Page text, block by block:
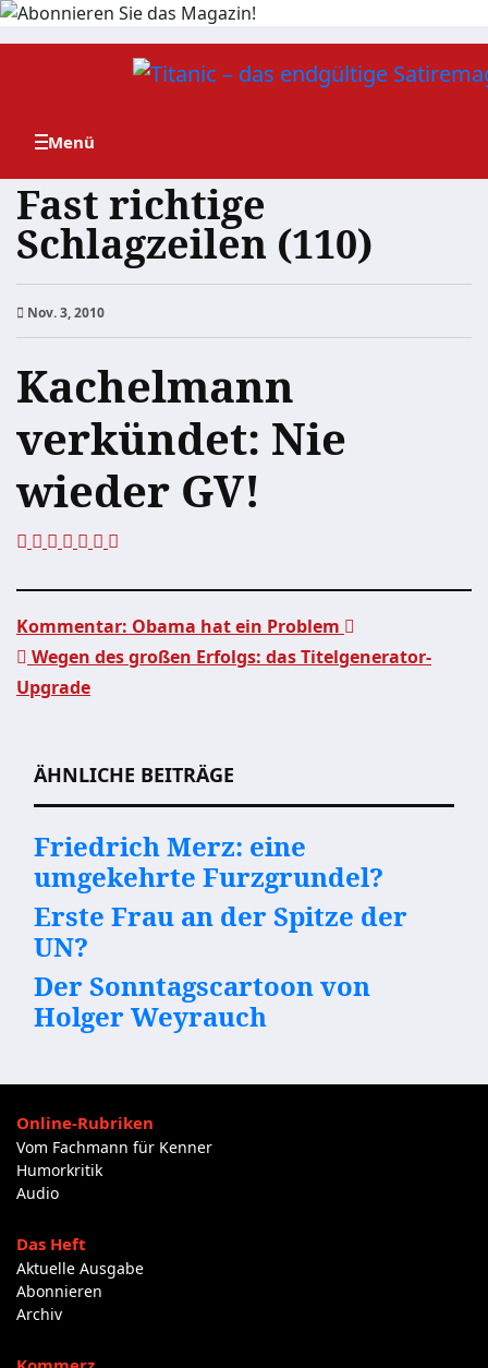
Zum
Fast richtige
Schlagzeilen (110)
Nov. 3, 2010
Kachelmann
verkündet: Nie
wieder GV!
Beitragsnavigation
Kommentar: Obama hat ein Problem
Wegen des großen Erfolgs: das Titelgenerator-
Upgrade
ÄHNLICHE BEITRÄGE
Friedrich Merz: eine
umgekehrte Furzgrundel?
Erste Frau an der Spitze der
UN?
Der Sonntagscartoon von
Holger Weyrauch
Online-Rubriken
Vom Fachmann für Kenner
Humorkritik
Audio
Das Heft
Aktuelle Ausgabe
Abonnieren
Archiv